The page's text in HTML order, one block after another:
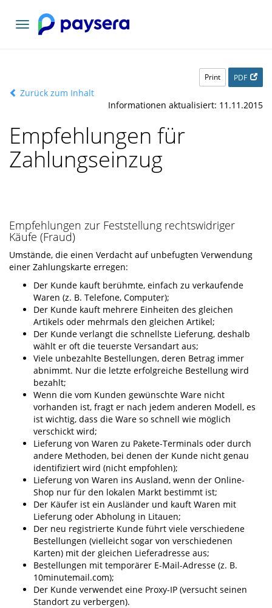
Toggle
navigation
Print PDF
Zurück zum Inhalt
Informationen aktualisiert: 11.11.2015
Empfehlungen für
Zahlungseinzug
Empfehlungen zur Feststellung rechtswidriger
Käufe (Fraud)
Umstände, die einen Verdacht auf unbefugten Verwendung
einer Zahlungskarte erregen:
Der Kunde kauft berühmte, einfach zu verkaufende
Waren (z. B. Telefone, Computer);
Der Kunde kauft mehrere Einheiten des gleichen
Artikels oder mehrmals den gleichen Artikel;
Der Kunde verlangt die schnellste Lieferung, deshalb
wählt er oft die teuerste Versandart aus;
Viele unbezahlte Bestellungen, deren Betrag immer
abnimmt. Nur die letzte erfolgreiche Bestellung wird
bezahlt;
Wenn die vom Kunden gewünschte Ware nicht
vorhanden ist, fragt er nach jedem anderen Modell, es
ist wichtig, dass die Ware so schnell wie möglich
verschickt wird;
Lieferung von Waren zu Pakete-Terminals oder durch
andere Methoden, bei denen der Kunde nicht genau
identifiziert wird (nicht empfohlen);
Lieferung von Waren ins Ausland, wenn der Online-
Shop nur für den lokalen Markt bestimmt ist;
Der Käufer ist ein Ausländer und kauft Waren mit
Lieferung oder Abholung in Litauen;
Der neu registrierte Kunde führt viele verschiedene
Bestellungen (vielleicht sogar von verschiedenen
Karten) mit der gleichen Lieferadresse aus;
Bestellungen mit temporärer E-Mail-Adresse (z. B.
10minutemail.com);
Der Kunde verwendet eine Proxy-IP (versucht seinen
Standort zu verbergen).